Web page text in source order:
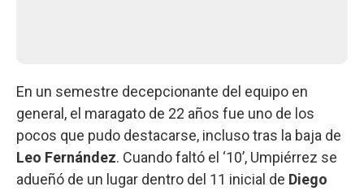
En un semestre decepcionante del equipo en
general, el maragato de 22 años fue uno de los
pocos que pudo destacarse, incluso tras la baja de
Leo Fernández. Cuando faltó el ‘10’, Umpiérrez se
adueñó de un lugar dentro del 11 inicial de Diego